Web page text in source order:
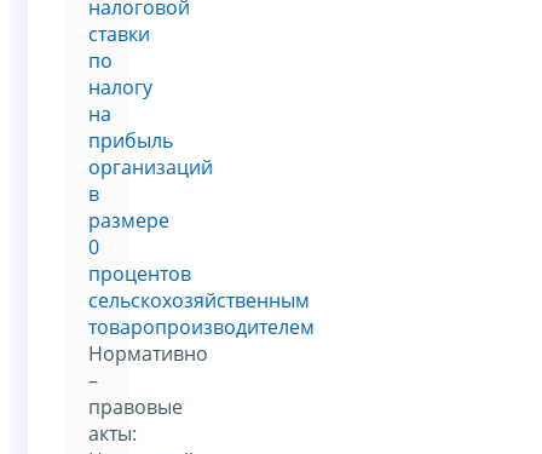
налоговой
ставки
по
налогу
на
прибыль
организаций
в
размере
0
процентов
сельскохозяйственным
товаропроизводителем
Нормативно
–
правовые
акты: